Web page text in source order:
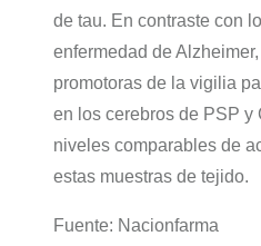
de tau. En contraste con
enfermedad de
promotoras de la vigilia
en los cerebros de PSP y
niveles comparables de
estas muestras de tejido.
Fuente: Nacionfarma